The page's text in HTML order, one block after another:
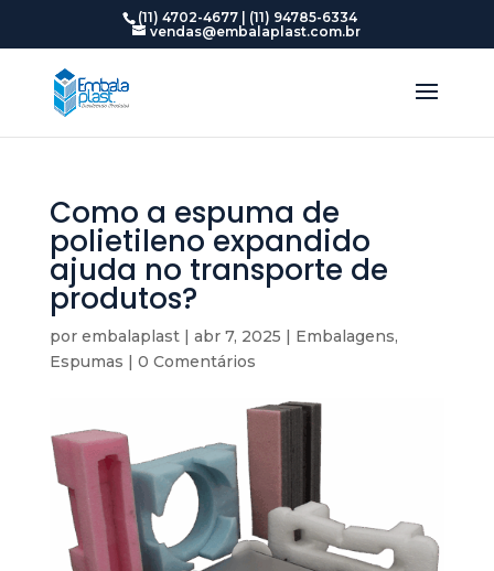
(11) 4702-4677 | (11) 94785-6334
vendas@embalaplast.com.br
Como a espuma de
polietileno expandido
ajuda no transporte de
produtos?
por embalaplast| abr 7, 2025 | Embalagens,
Espumas | 0 Comentários